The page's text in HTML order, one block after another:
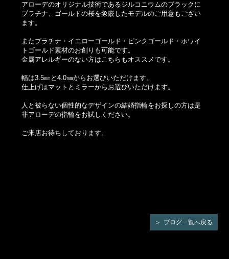
アローデのオリジナル技術であるジルコニウムのブラックに
プラチナ、ゴールドの桜を象嵌したモデルのご用意もござい
ます。
またプラチナ・イエローゴールド・ピンクゴールド・ホワイ
トゴールド素材のお創りも可能です。
金属アレルギーのない方はこちらもオススメです。
幅は3.5㎜と4.0㎜からお選びいただけます。
仕上げはマットとミラーからお選びいただけます。
人と被らない個性的なデザインの結婚指輪をお探しの方は是
非アローデの指輪をお試しください。
ご来店お待ちしております。
ブログ一覧へ戻る